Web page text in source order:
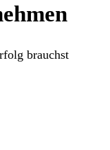
brauchst